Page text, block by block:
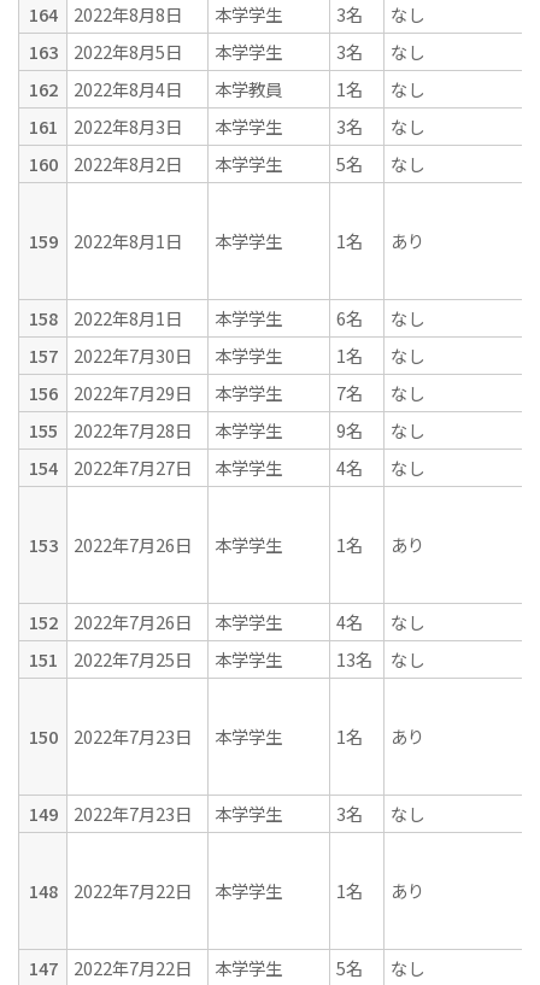
164
2022年8月8日 本学学生 3名
なし
163
2022年8月5日 本学学生 3名
なし
162
2022年8月4日 本学教員 1名
なし
161
2022年8月3日 本学学生 3名
なし
160
2022年8月2日 本学学生 5名 なし
159 2022年8月1日 本学学生 1名 あり
158 2022年8月1日 本学学生 6名
なし
157
2022年7月30日 本学学生 1名
なし
156
2022年7月29日 本学学生 7名
なし
155
2022年7月28日 本学学生 9名
なし
154
2022年7月27日 本学学生 4名 なし
153 2022年7月26日 本学学生 1名 あり
152 2022年7月26日 本学学生 4名
なし
151
2022年7月25日 本学学生 13名 なし
150 2022年7月23日 本学学生 1名 あり
149 2022年7月23日 本学学生 3名 なし
148 2022年7月22日 本学学生 1名 あり
147 2022年7月22日 本学学生 5名
なし